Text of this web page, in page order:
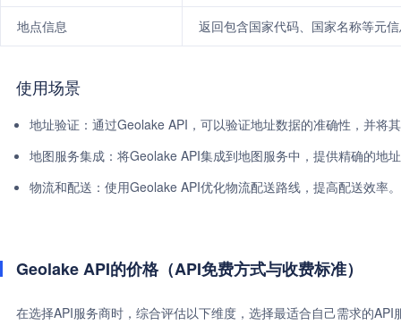
地点信息 返回包含国家代码、国家名称等元
使用场景
地址验证：通过Geolake API，可以验证地址数据的准确性，并将
地图服务集成：将Geolake API集成到地图服务中，提供精确的地
物流和配送：使用Geolake API优化物流配送路线，提高配送效率。
Geolake API的价格（API免费方式与收费标准）
在选择API服务商时，综合评估以下维度，选择最适合自己需求的